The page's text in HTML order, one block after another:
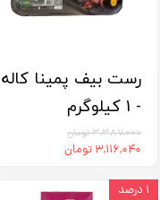
رست بیف پمینا کاله
- 1 کیلوگرم
۳,۳۸۷,۰۰۰ تومان
۳,۱۱۶,۰۴۰ تومان
۱ درصد